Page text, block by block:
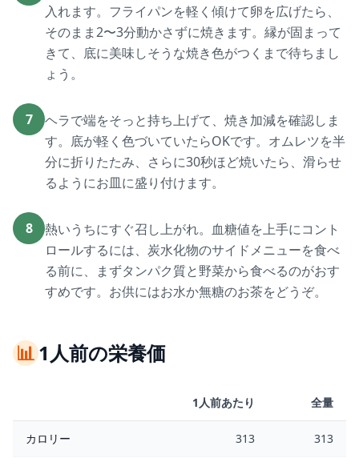
入れます。フライパンを軽く傾けて卵を広げたら、
そのまま2〜3分動かさずに焼きます。縁が固まって
きて、底に美味しそうな焼き色がつくまで待ちまし
ょう。
7
ヘラで端をそっと持ち上げて、焼き加減を確認しま
す。底が軽く色づいていたらOKです。オムレツを半
分に折りたたみ、さらに30秒ほど焼いたら、滑らせ
るようにお皿に盛り付けます。
8
熱いうちにすぐ召し上がれ。血糖値を上手にコント
ロールするには、炭水化物のサイドメニューを食べ
る前に、まずタンパク質と野菜から食べるのがおす
すめです。お供にはお水か無糖のお茶をどうぞ。
📊1人前の栄養価
1人前あたり 全量
カロリー 313 313